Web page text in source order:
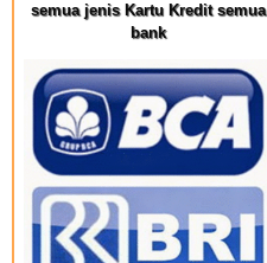
semua jenis Kartu Kredit semua
bank